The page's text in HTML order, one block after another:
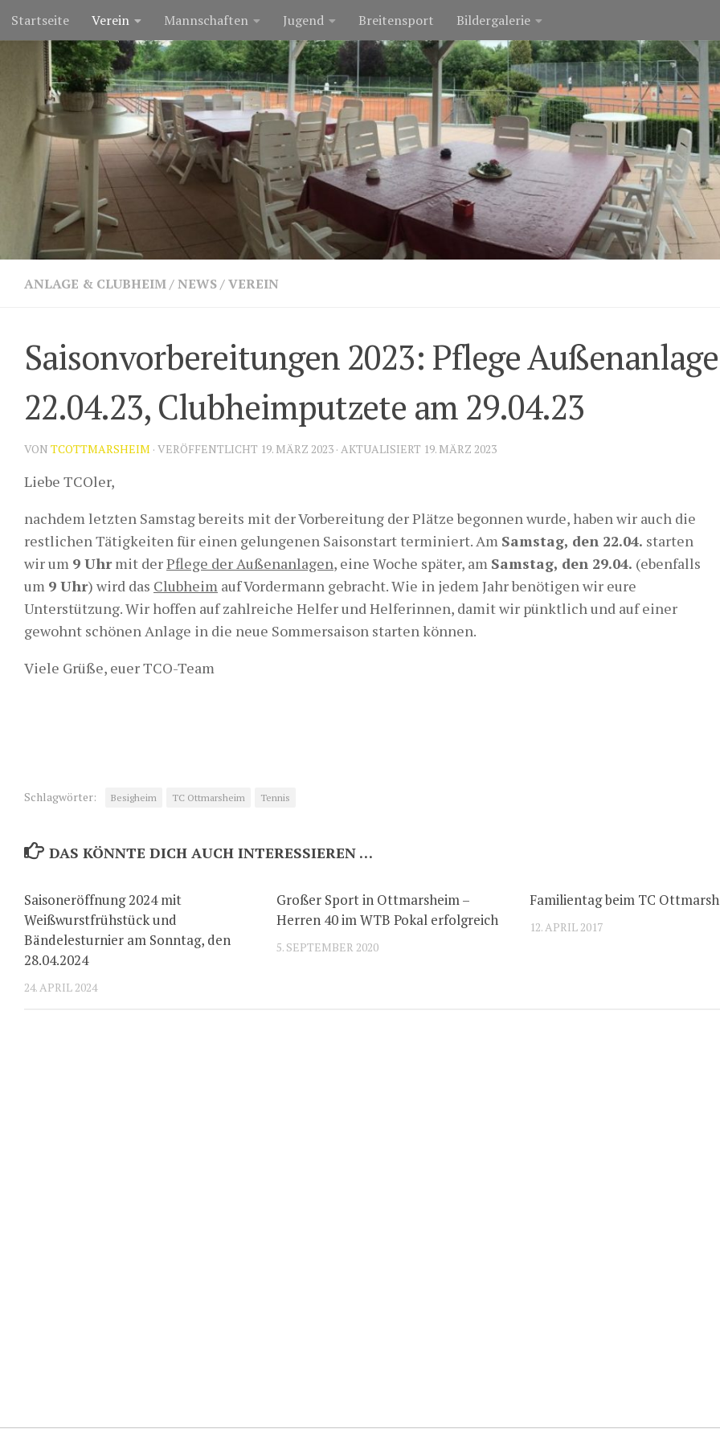
Zum Inhalt springen
Startseite Verein Mannschaften Jugend Breitensport Bildergalerie
ANLAGE & CLUBHEIM/NEWS/VEREIN
Saisonvorbereitungen 2023: Pflege
22.04.23, Clubheimputzete am 29.04.23
VON TCOTTMARSHEIM · VERÖFFENTLICHT 19. MÄRZ 2023 · AKTUALISIERT 19. MÄRZ 2023
Liebe TCOler,
nachdem letzten Samstag bereits mit der Vorbereitung der Plätze begonnen wurde, haben wir auch die
restlichen Tätigkeiten für einen gelungenen Saisonstart terminiert. Am Samstag, den 22.04. starten
wir um 9 Uhrmit derPflege der Außenanlagen, eine Woche später, am Samstag, den 29.04. (ebenfalls
um 9 Uhr) wird das Clubheim auf Vordermann gebracht. Wie in jedem Jahr benötigen wir eure
Unterstützung. Wir hoffen auf zahlreiche Helfer und Helferinnen, damit wir pünktlich und auf einer
gewohnt schönen Anlage in die neue Sommersaison starten können.
Viele Grüße, euer TCO-Team
Schlagwörter: Besigheim TC Ottmarsheim Tennis
DAS KÖNNTE DICH AUCH INTERESSIEREN …
Saisoneröffnung 2024 mit
Weißwurstfrühstück und
Bändelesturnier am Sonntag, den
28.04.2024
24. APRIL 2024
Großer Sport in Ottmarsheim –
Herren 40 im WTB Pokal erfolgreich
5. SEPTEMBER 2020
Familientag beim TC
12. APRIL 2017